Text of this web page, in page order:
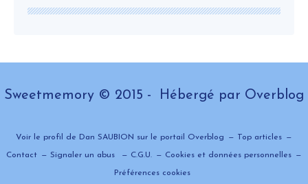
Sweetmemory © 2015 - Hébergé par Overblog
Voir le profil de Dan SAUBION sur le portail Overblog Top articles
Contact Signaler un abus C.G.U. Cookies et données personnelles
Préférences cookies